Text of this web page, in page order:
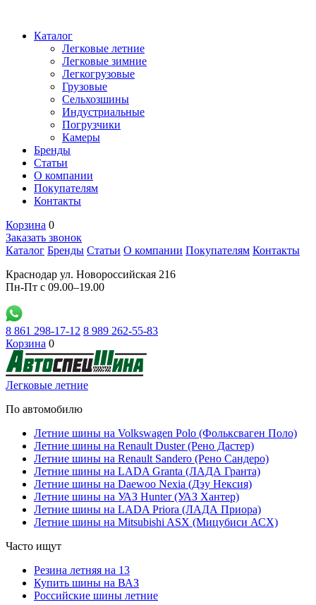
Каталог
Легковые летние
Легковые зимние
Легкогрузовые
Грузовые
Сельхозшины
Индустриальные
Погрузчики
Камеры
Бренды
Статьи
О компании
Покупателям
Контакты
Корзина 0
Заказать звонок
Каталог Бренды Статьи О компании Покупателям Контакты
Краснодар ул. Новороссийская 216
Пн-Пт с 09.00–19.00
8 861 298-17-12 8 989 262-55-83
Корзина 0
Легковые летние
По автомобилю
Летние шины на Volkswagen Polo (Фольксваген Поло)
Летние шины на Renault Duster (Рено Дастер)
Летние шины на Renault Sandero (Рено Сандеро)
Летние шины на LADA Granta (ЛАДА Гранта)
Летние шины на Daewoo Nexia (Дэу Нексия)
Летние шины на УАЗ Hunter (УАЗ Хантер)
Летние шины на LADA Priora (ЛАДА Приора)
Летние шины на Mitsubishi ASX (Мицубиси АСХ)
Часто ищут
Резина летняя на 13
Купить шины на ВАЗ
Российские шины летние